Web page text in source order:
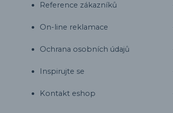
Reference zákazníků
On-line reklamace
Ochrana osobních údajů
Inspirujte se
Kontakt eshop